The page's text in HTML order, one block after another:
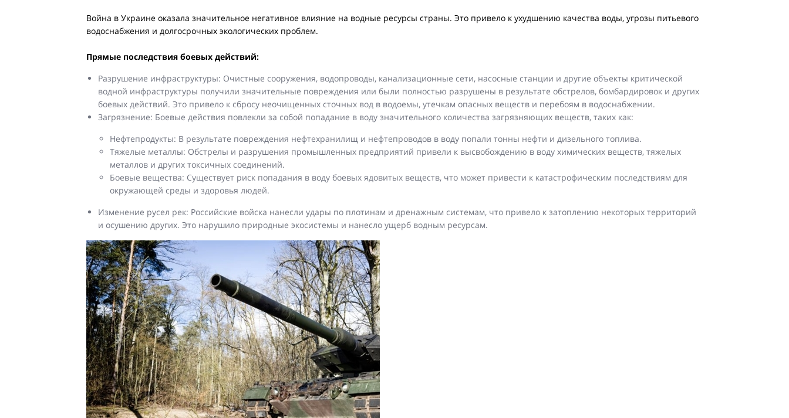
Война в Украине оказала значительное негативное влияние на водные ресурсы страны. Это привело к ухудшению качества воды, угрозы питьевого
водоснабжения и долгосрочных экологических проблем.
Прямые последствия боевых действий:
Разрушение инфраструктуры: Очистные сооружения, водопроводы, канализационные сети, насосные станции и другие объекты критической
водной инфраструктуры получили значительные повреждения или были полностью разрушены в результате обстрелов, бомбардировок и других
боевых действий. Это привело к сбросу неочищенных сточных вод в водоемы, утечкам опасных веществ и перебоям в водоснабжении.
Загрязнение: Боевые действия повлекли за собой попадание в воду значительного количества загрязняющих веществ, таких как:
Нефтепродукты: В результате повреждения нефтехранилищ и нефтепроводов в воду попали тонны нефти и дизельного топлива.
Тяжелые металлы: Обстрелы и разрушения промышленных предприятий привели к высвобождению в воду химических веществ, тяжелых
металлов и других токсичных соединений.
Боевые вещества: Существует риск попадания в воду боевых ядовитых веществ, что может привести к катастрофическим последствиям для
окружающей среды и здоровья людей.
Изменение русел рек: Российские войска нанесли удары по плотинам и дренажным системам, что привело к затоплению некоторых территорий
и осушению других. Это нарушило природные экосистемы и нанесло ущерб водным ресурсам.